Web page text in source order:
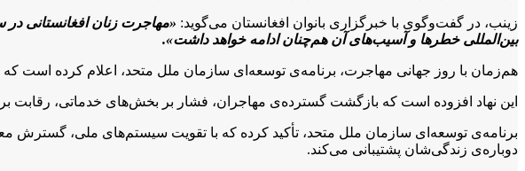
زینب، در گفت‌وگوی با خبرگزاری بانوان افغانستان می‌گوید: «مهاجرت زنان افغانستانی
بین‌المللی خطرها و آسیب‌های آن هم‌چنان ادامه خواهد داشت».
هم‌زمان با روز جهانی مهاجرت، برنامه‌ی توسعه‌ای سازمان ملل متحد، اعلام کرده است که بیش از دو میلیون و ۳۰۰ هزار شهروند افغانستان از
این نهاد افزوده است که بازگشت گسترده‌ی مهاجران، فشار بر بخش‌های خدماتی، رقابت
برنامه‌ی توسعه‌ای سازمان ملل متحد، تأکید کرده که با تقویت سیستم‌های ملی، گسترش
دوباره‌ی زندگی‌شان پشتیبانی می‌کند.